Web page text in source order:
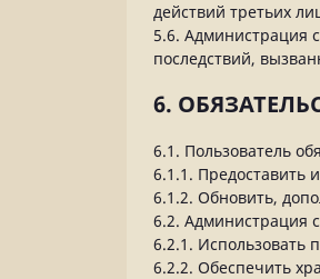
действий третьих
5.6. Администрация
последствий,
6.
6.1. Пользователь
6.1.1. Предоставить
6.1.2. Обновить,
6.2. Администрация
6.2.1. Использовать
6.2.2. Обеспечить